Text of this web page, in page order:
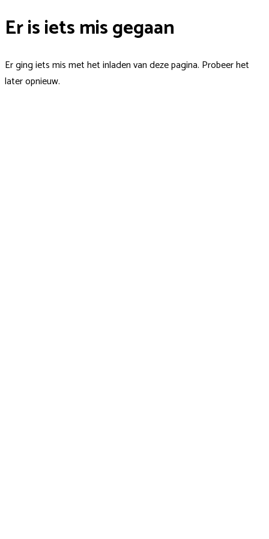
Er is iets mis gegaan
Er ging iets mis met het inladen van deze pagina. Probeer het
later opnieuw.